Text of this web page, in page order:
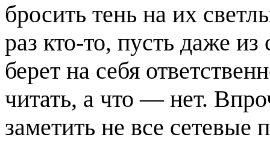
бросить тень на их
раз кто-то, пусть даже
берет на себя
читать, а что — нет.
заметить не все сетевые